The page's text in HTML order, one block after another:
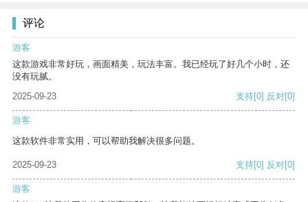
评论
游客
这款游戏非常好玩，画面精美，玩法丰富。我已经玩了好几个小时，还
没有玩腻。
2025-09-23
支持[0] 反对[0]
游客
这款软件非常实用，可以帮助我解决很多问题。
2025-09-23 支持[0] 反对[0]
游客